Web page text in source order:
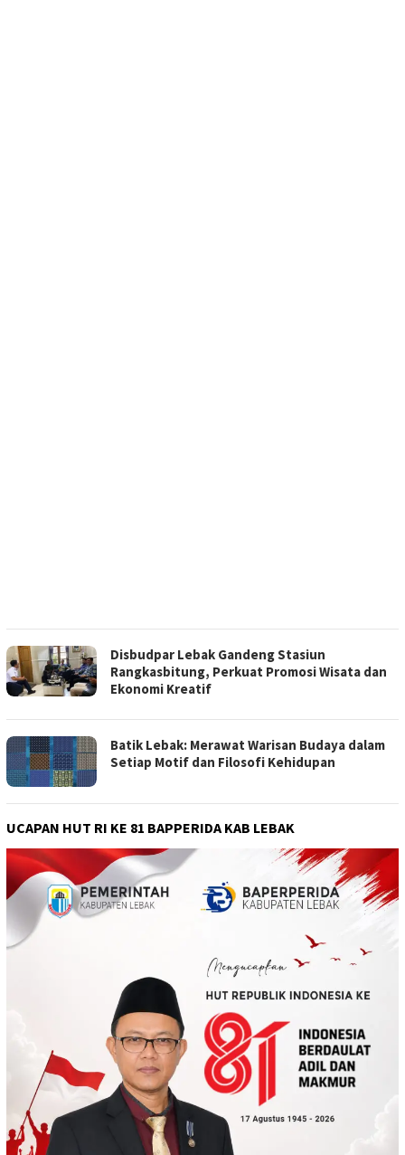
Disbudpar Lebak Gandeng Stasiun
Rangkasbitung, Perkuat Promosi Wisata dan
Ekonomi Kreatif
Batik Lebak: Merawat Warisan Budaya dalam
Setiap Motif dan Filosofi Kehidupan
UCAPAN HUT RI KE 81 BAPPERIDA KAB LEBAK